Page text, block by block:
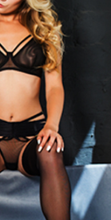
Kada
poverljivi i
opcije za
na
i služi